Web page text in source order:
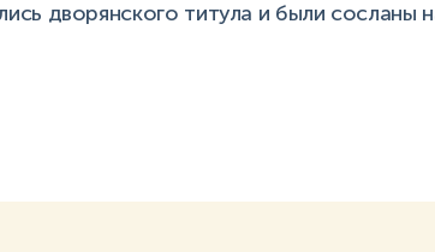
дворянского титула и были сосланы